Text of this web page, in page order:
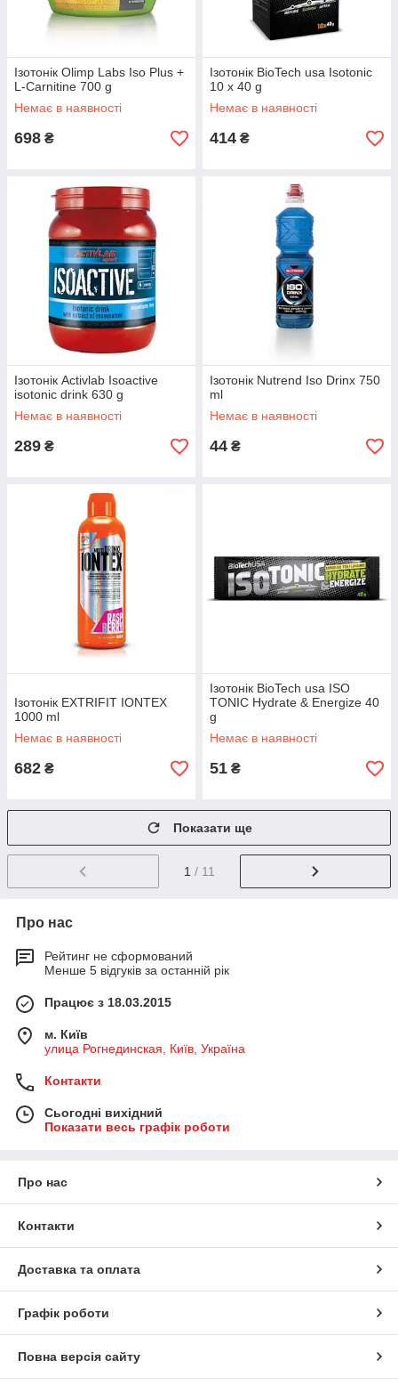
Ізотонік Olimp Labs Iso Plus +
L-Carnitine 700 g
Немає в наявності
698 ₴
Ізотонік BioTech usa Isotonic
10 x 40 g
Немає в наявності
414 ₴
Ізотонік Activlab Isoactive
isotonic drink 630 g
Немає в наявності
289 ₴
Ізотонік Nutrend Iso Drinx 750
ml
Немає в наявності
44 ₴
Ізотонік EXTRIFIT IONTEX
1000 ml
Немає в наявності
682 ₴
Ізотонік BioTech usa ISO
TONIC Hydrate & Energize 40
g
Немає в наявності
51 ₴
Показати ще
1 / 11
Про нас
Рейтинг не сформований
Менше 5 відгуків за останній рік
Працює з 18.03.2015
м. Київ
улица Рогнединская, Київ, Україна
Контакти
Сьогодні вихідний
Показати весь графік роботи
Про нас
Контакти
Доставка та оплата
Графік роботи
Повна версія сайту